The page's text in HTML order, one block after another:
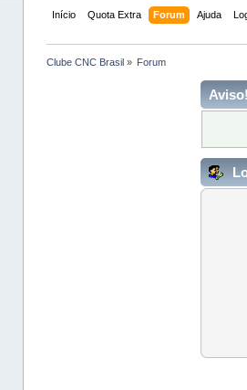
Início Quota Extra Forum Ajuda
Clube CNC Brasil» Forum
Aviso!